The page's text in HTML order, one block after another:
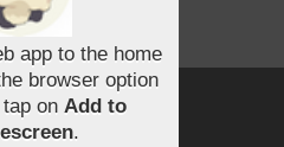
Facebook
Youtube
app to the home
browser option
on Add to
.